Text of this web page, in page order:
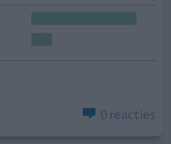
0 reacties